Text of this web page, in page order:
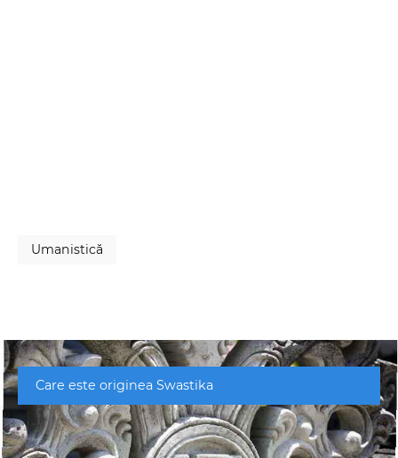
Umanistică
Care este originea Swastika